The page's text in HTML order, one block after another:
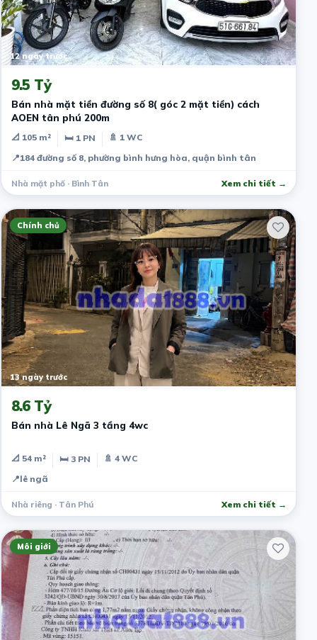
12 ngày trước
9.5 Tỷ
Bán nhà mặt tiền đường số 8( góc 2 mặt tiền) cách
AOEN tân phú 200m
📐 105 m² 🛏 1 PN
🚿 1 WC
📍184 đường số 8, phường bình hưng hòa, quận bình tân
Nhà mặt phố · Bình Tân Xem chi tiết →
Chính chủ
13 ngày trước
8.6 Tỷ
Bán nhà Lê Ngã 3 tầng 4wc
📐 54 m² 🛏 3 PN
🚿 4 WC
📍lê ngã
Nhà riêng · Tân Phú Xem chi tiết →
Môi giới